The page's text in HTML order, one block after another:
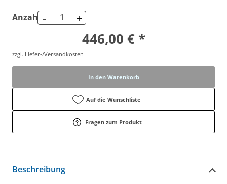
Anzahl - +
446,00 € *
zzgl. Liefer-/Versandkosten
In den Warenkorb
Auf die Wunschliste
Fragen zum Produkt
Beschreibung